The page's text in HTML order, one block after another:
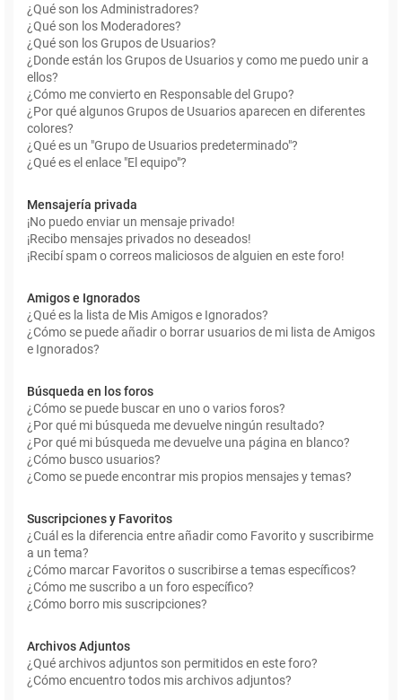
¿Qué son los Administradores?
¿Qué son los Moderadores?
¿Qué son los Grupos de Usuarios?
¿Donde están los Grupos de Usuarios y como me puedo unir a
ellos?
¿Cómo me convierto en Responsable del Grupo?
¿Por qué algunos Grupos de Usuarios aparecen en diferentes
colores?
¿Qué es un "Grupo de Usuarios predeterminado"?
¿Qué es el enlace "El equipo"?
Mensajería privada
¡No puedo enviar un mensaje privado!
¡Recibo mensajes privados no deseados!
¡Recibí spam o correos maliciosos de alguien en este foro!
Amigos e Ignorados
¿Qué es la lista de Mis Amigos e Ignorados?
¿Cómo se puede añadir o borrar usuarios de mi lista de Amigos
e Ignorados?
Búsqueda en los foros
¿Cómo se puede buscar en uno o varios foros?
¿Por qué mi búsqueda me devuelve ningún resultado?
¿Por qué mi búsqueda me devuelve una página en blanco?
¿Cómo busco usuarios?
¿Como se puede encontrar mis propios mensajes y temas?
Suscripciones y Favoritos
¿Cuál es la diferencia entre añadir como Favorito y suscribirme
a un tema?
¿Cómo marcar Favoritos o suscribirse a temas específicos?
¿Cómo me suscribo a un foro específico?
¿Cómo borro mis suscripciones?
Archivos Adjuntos
¿Qué archivos adjuntos son permitidos en este foro?
¿Cómo encuentro todos mis archivos adjuntos?